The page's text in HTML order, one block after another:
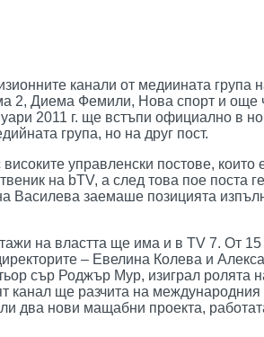
канали от медиината група
2, Диема Фемили, Нова спорт и още
2011 г. ще встъпи официално в
група, но на друг пост.
управленски постове, които
на bTV, а след това пое поста
Василева заемаше позицията
на властта ще има и в TV 7. От
– Евелина Колева и
сър Роджър Мур, изиграл
ще разчита на международния
два нови мащабни проекта,